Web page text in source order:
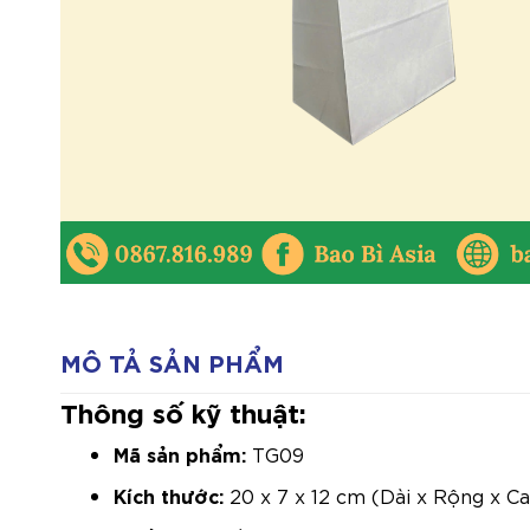
MÔ TẢ SẢN PHẨM
Thông số kỹ thuật:
Mã sản phẩm: TG09
Kích thước: 20 x 7 x 12 cm (Dài x Rộng x